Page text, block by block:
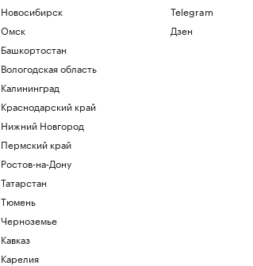
Новосибирск
Омск
Башкортостан
Вологодская область
Калининград
Краснодарский край
Нижний Новгород
Пермский край
Ростов-на-Дону
Татарстан
Тюмень
Черноземье
Кавказ
Карелия
Telegram
Дзен